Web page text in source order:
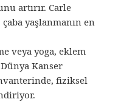
artırır. Carle
yaşlanmanın en
veya yoga, eklem
Dünya Kanser
fiziksel